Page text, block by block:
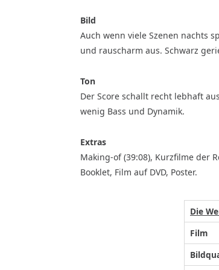
Bild
Auch wenn viele Szenen nachts
und rauscharm aus. Schwarz
Ton
Der Score schallt recht lebhaft
wenig Bass und Dynamik.
Extras
Making-of (39:08), Kurzfilme der
Booklet, Film auf DVD, Poster.
Die
Film